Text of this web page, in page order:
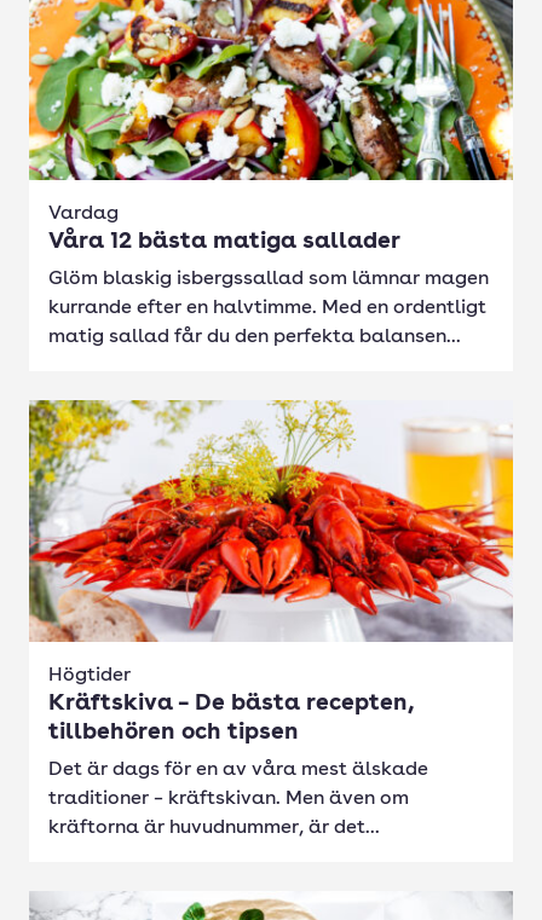
Vardag
Våra 12 bästa matiga sallader
Glöm blaskig isbergssallad som lämnar magen
kurrande efter en halvtimme. Med en ordentligt
matig sallad får du den perfekta balansen...
Högtider
Kräftskiva – De bästa recepten,
tillbehören och tipsen
Det är dags för en av våra mest älskade
traditioner – kräftskivan. Men även om
kräftorna är huvudnummer, är det...